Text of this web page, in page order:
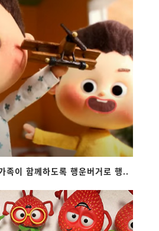
족이 함께하도록 행운버거로 행..